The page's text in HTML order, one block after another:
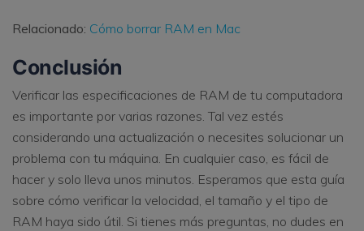
Relacionado: Cómo borrar RAM en Mac
Conclusión
Verificar las especificaciones de RAM de tu computadora
es importante por varias razones. Tal vez estés
considerando una actualización o necesites solucionar un
problema con tu máquina. En cualquier caso, es fácil de
hacer y solo lleva unos minutos. Esperamos que esta guía
sobre cómo verificar la velocidad, el tamaño y el tipo de
RAM haya sido útil. Si tienes más preguntas, no dudes en